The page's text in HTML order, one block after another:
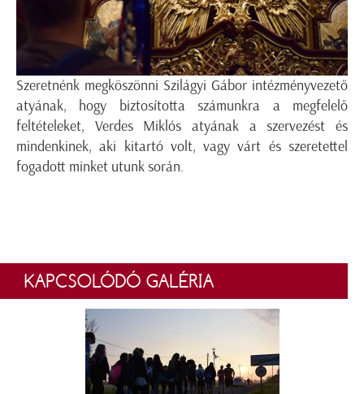
Szeretnénk megköszönni Szilágyi Gábor intézményvezető
atyának, hogy biztosította számunkra a megfelelő
feltételeket, Verdes Miklós atyának a szervezést és
mindenkinek, aki kitartó volt, vagy várt és szeretettel
fogadott minket utunk során.
KAPCSOLÓDÓ GALÉRIA